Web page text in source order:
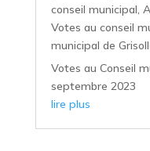
conseil municipal,
Votes au conseil
municipal de
Votes au Conseil
septembre 2023
lire plus